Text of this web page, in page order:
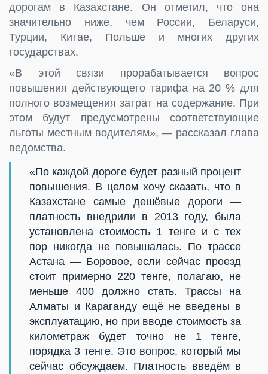
дорогам в Казахстане. Он отметил, что она
значительно ниже, чем России, Беларуси,
Турции, Китае, Польше и многих других
государствах.
«В этой связи прорабатывается вопрос
повышения действующего тарифа на 20 % для
полного возмещения затрат на содержание. При
этом будут предусмотрены соответствующие
льготы местным водителям», — рассказал глава
ведомства.
«По каждой дороге будет разный процент
повышения. В целом хочу сказать, что в
Казахстане самые дешёвые дороги —
платность внедрили в 2013 году, была
установлена стоимость 1 тенге и с тех
пор никогда не повышалась. По трассе
Астана — Боровое, если сейчас проезд
стоит примерно 220 тенге, полагаю, не
меньше 400 должно стать. Трассы на
Алматы и Караганду ещё не введены в
эксплуатацию, но при вводе стоимость за
километраж будет точно не 1 тенге,
порядка 3 тенге. Это вопрос, который мы
сейчас обсуждаем. Платность введём в